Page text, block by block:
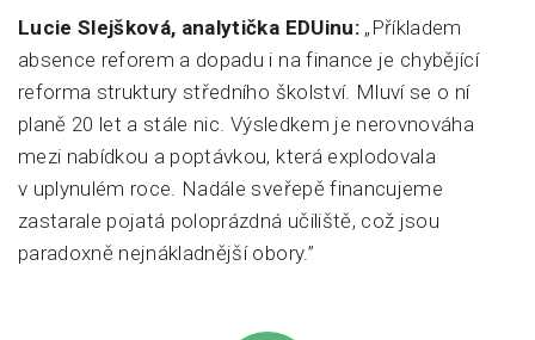
Lucie Slejšková, analytička EDUinu:„Příkladem
absence reforem a dopadu i na finance je chybějící
reforma struktury středního školství. Mluví se o ní
planě 20 let a stále nic. Výsledkem je nerovnováha
mezi nabídkou a poptávkou, která explodovala
v uplynulém roce. Nadále sveřepě financujeme
zastarale pojatá poloprázdná učiliště, což jsou
paradoxně nejnákladnější obory.”